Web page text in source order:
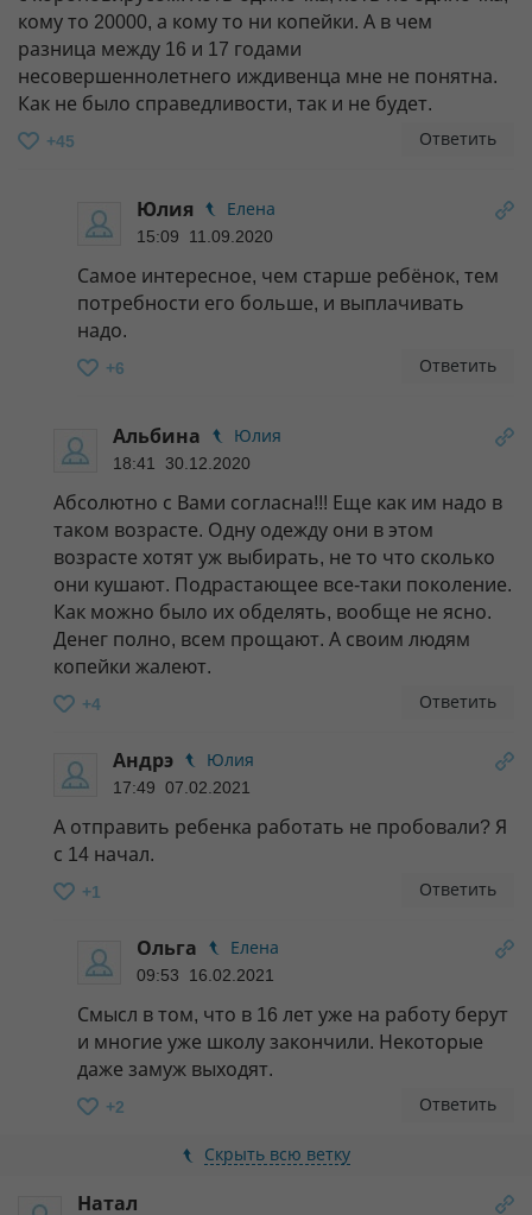
кому то 20000, а кому то ни копейки. А в чем
разница между 16 и 17 годами
несовершеннолетнего иждивенца мне не понятна.
Как не было справедливости, так и не будет.
+45 Ответить
Юлия
Елена
15:09 11.09.2020
Самое интересное, чем старше ребёнок, тем
потребности его больше, и выплачивать
надо.
+6 Ответить
Альбина
Юлия
18:41 30.12.2020
Абсолютно с Вами согласна!!! Еще как им надо в
таком возрасте. Одну одежду они в этом
возрасте хотят уж выбирать, не то что сколько
они кушают. Подрастающее все-таки поколение.
Как можно было их обделять, вообще не ясно.
Денег полно, всем прощают. А своим людям
копейки жалеют.
+4 Ответить
Андрэ
Юлия
17:49 07.02.2021
А отправить ребенка работать не пробовали? Я
с 14 начал.
+1 Ответить
Ольга
Елена
09:53 16.02.2021
Смысл в том, что в 16 лет уже на работу берут
и многие уже школу закончили. Некоторые
даже замуж выходят.
+2 Ответить
Скрыть всю ветку
Натал